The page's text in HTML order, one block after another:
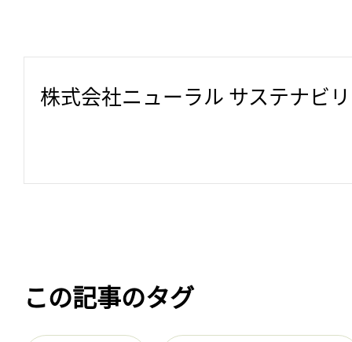
株式会社ニューラル サステナビ
この記事のタグ